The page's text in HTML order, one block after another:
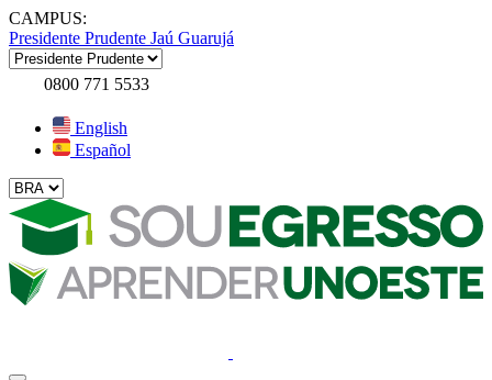
CAMPUS:
Presidente Prudente Jaú Guarujá
0800 771 5533
English
Español